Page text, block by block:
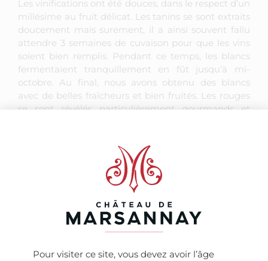
Les vinifications ont été douces, dans le respect d’un
millésime au fruit délicat. Les tanins se sont extraits
doucement mais surement, il a ainsi souvent fallu
attendre 3 semaines de cuvaison pour que les vins
soient bien remplis. Pendant ce temps, les blancs
fermentaient tranquillement en fût jusqu’à mi-
octobre. Au final, nous avons obtenu des blancs
avec de belles fraîcheurs et bien fruités. Les rouges
se sont révélés particulièrement gourmands et
ARTICLE PRÉCÉDENT
ARTICLE SUIVANT
Pour visiter ce site, vous devez avoir l’âge